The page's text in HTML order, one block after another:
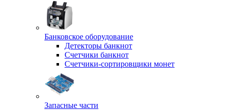
Банковское оборудование
Детекторы банкнот
Счетчики банкнот
Счетчики-сортировщики монет
Запасные части